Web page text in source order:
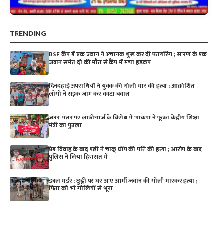
TRENDING
BSF कैंप में एक जवान ने अचानक शुरू कर दी फायरिंग ; सारण के एक
जवान समेत दो की मौत से कैंप में मचा हड़कंप
दिनदहाड़े अपराधियों ने युवक की गोली मार की हत्या ; आक्रोशित
लोगों ने सड़क जाम कर काटा बवाल
जंतर-मंतर पर लाठीचार्ज के विरोध में भाकपा ने फूंका केंद्रीय शिक्षा
मंत्री का पुतला
प्रेम विवाह के बाद पत्नी ने चाकू घोंप की पति की हत्या ; आरोप के बाद
पुलिस ने लिया हिरासत में
डबल मर्डर : छुट्टी पर घर आए आर्मी जवान की गोली मारकर हत्या ;
पिता को भी गोलियों से भूना